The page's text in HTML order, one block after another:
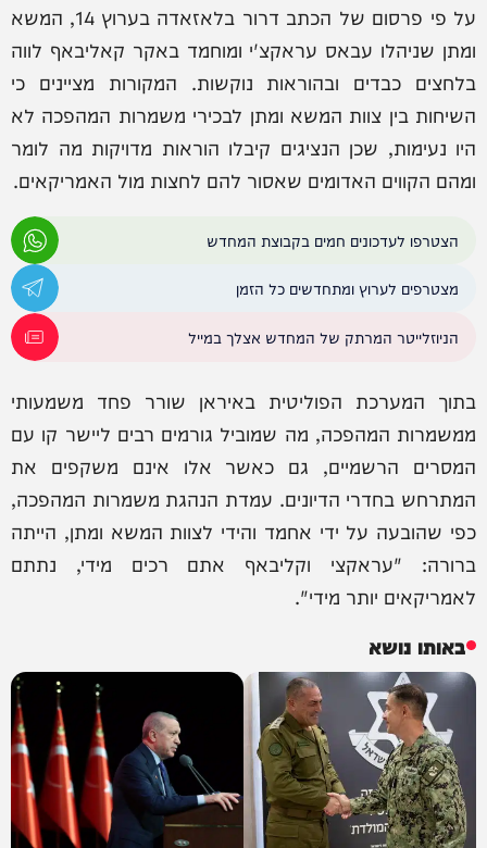
על פי פרסום של הכתב דרור בלאזאדה בערוץ 14, המשא
ומתן שניהלו עבאס עראקצ'י ומוחמד באקר קאליבאף לווה
בלחצים כבדים ובהוראות נוקשות. המקורות מציינים כי
השיחות בין צוות המשא ומתן לבכירי משמרות המהפכה לא
היו נעימות, שכן הנציגים קיבלו הוראות מדויקות מה לומר
ומהם הקווים האדומים שאסור להם לחצות מול האמריקאים.
הצטרפו לעדכונים חמים בקבוצת המחדש
מצטרפים לערוץ ומתחדשים כל הזמן
הניוזלייטר המרתק של המחדש אצלך במייל
בתוך המערכת הפוליטית באיראן שורר פחד משמעותי
ממשמרות המהפכה, מה שמוביל גורמים רבים ליישר קו עם
המסרים הרשמיים, גם כאשר אלו אינם משקפים את
המתרחש בחדרי הדיונים. עמדת הנהגת משמרות המהפכה,
כפי שהובעה על ידי אחמד והידי לצוות המשא ומתן, הייתה
ברורה: "עראקצי וקליבאף אתם רכים מידי, נתתם
לאמריקאים יותר מידי".
באותו נושא